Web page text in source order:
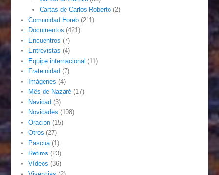
Cartas de Carlos Roberto(2)
Comunidad Horeb (211)
Documentos (421)
Encuentros (7)
Entrevistas (4)
Equipe internacional (11)
Fraternidad (7)
Imágenes (4)
Mês de Nazaré (17)
Navidad (3)
Novidades (108)
Oracion (15)
Otros (27)
Pascua (1)
Retiros (23)
Vídeos (36)